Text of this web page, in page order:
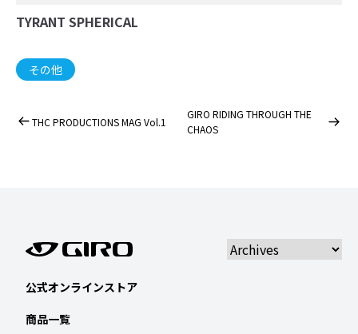
TYRANT SPHERICAL
その他
THC PRODUCTIONS MAG Vol.1
GIRO RIDING THROUGH THE
CHAOS
公式オンラインストア
商品一覧